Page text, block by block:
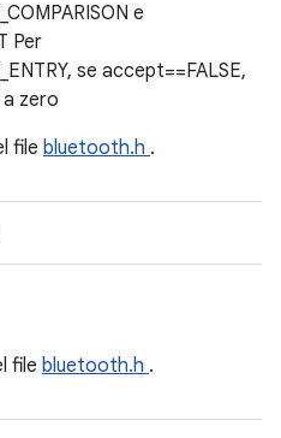
e
Per
se accept==FALSE,
zero
file bluetooth.h .
file bluetooth.h .